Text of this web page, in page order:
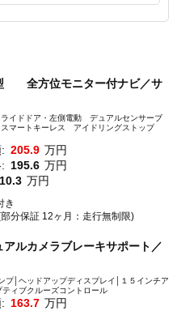
全方位モニター付ナビ／サ
イドドア・左側電動 デュアルセンサーブ
マートキーレス アイドリングストップ
205.9 万円
195.6 万円
10.3 万円
き
分保証 12ヶ月：走行無制限)
ルカメラブレーキサポート／
プ│ヘッドアップディスプレイ│１５インチア
ィブクルーズコントロール
163.7 万円